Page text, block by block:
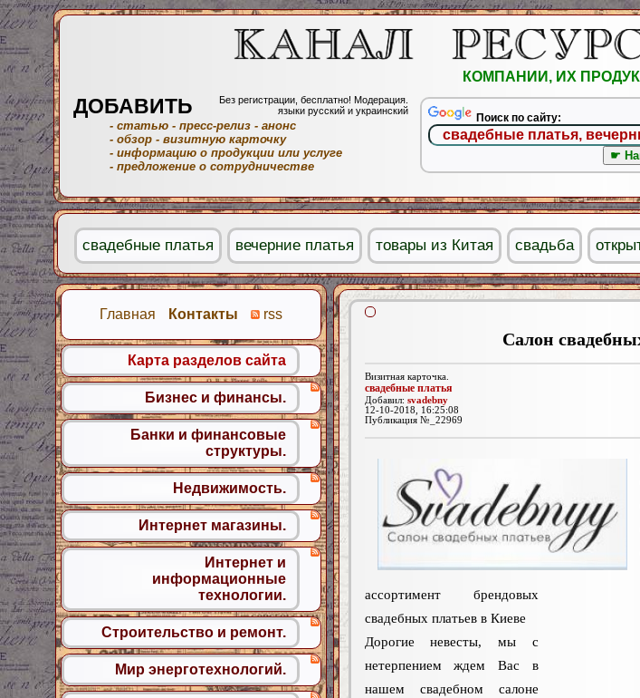
Салон
Визитная карточка.
свадебные платья
Добавил: svadebny
12-10-2018, 16:25:08
Публикация №_22969
ассортимент брендовых
свадебных платьев в Киеве
Дорогие невесты, мы с
нетерпением ждем Вас в
нашем свадебном салоне
Главная Контакты rss
Карта разделов сайта
Бизнес и финансы.
Банки и финансовые
структуры.
Недвижимость.
Интернет магазины.
Интернет и
информационные
технологии.
Строительство и ремонт.
Мир энерготехнологий.
КОМПАНИИ, ИХ
ДОБАВИТЬ
Без регистрации, бесплатно! Модерация.
языки русский и украинский
- статью - пресс-релиз - анонс
- обзор - визитную карточку
- информацию о продукции или услуге
- предложение о сотрудничестве
Поиск по сайту:
свадебные платья вечерние платья товары из Китая свадьба